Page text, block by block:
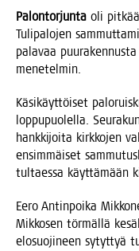
Palon­tor­jun­ta oli
Tuli­pa­lo­jen
pala­vaa
menetelmin.
Käsi­käyt­töi­set
lop­pu­puo­lel­la.
hank­ki­joi­ta kirk­ko­jen
ensim­mäi­set
tul­taes­sa käyt­tä­mään
Eero Antin­poi­ka
Mik­ko­sen tör­mäl­lä
elo­suo­ji­neen sytyt­tyä